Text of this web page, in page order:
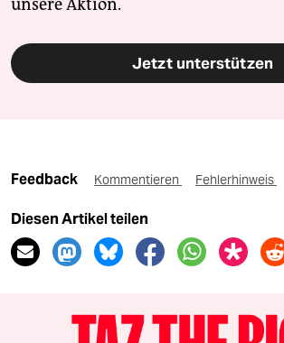
unsere Aktion.
Jetzt unterstützen
Feedback Kommentieren Fehlerhinweis
Diesen Artikel teilen